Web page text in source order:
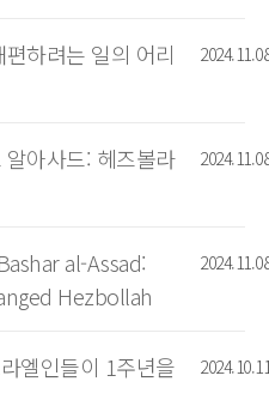
하려는 일의 어리
2024.11.08
아사드: 헤즈볼라
2024.11.08
al-Assad:
Hezbollah
2024.11.08
엘인들이 1주년을
2024.10.11